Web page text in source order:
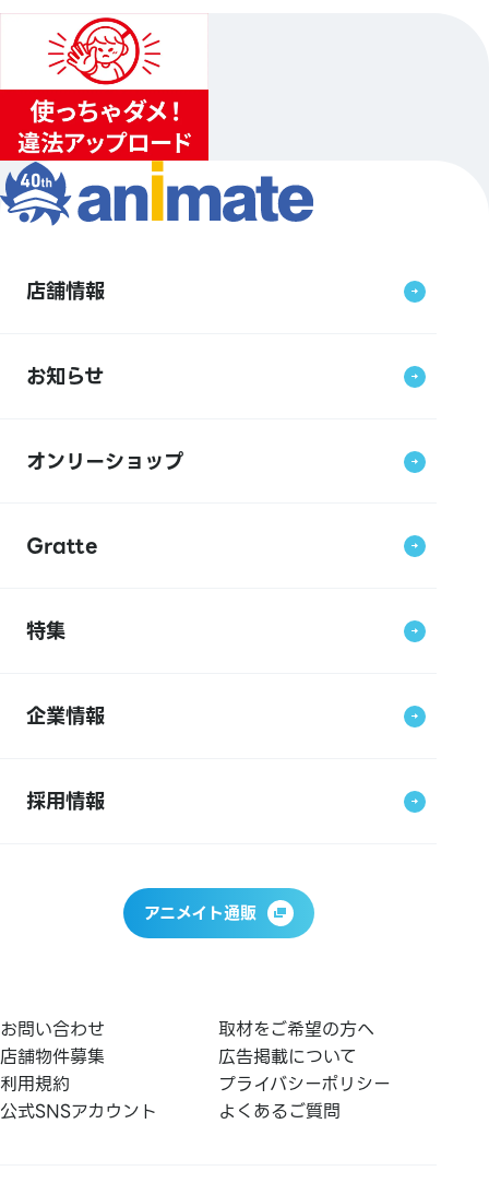
店舗情報
お知らせ
オンリーショップ
Gratte
特集
企業情報
採用情報
アニメイト通販
お問い合わせ
取材をご希望の方へ
店舗物件募集
広告掲載について
利用規約
プライバシーポリシー
公式SNSアカウント
よくあるご質問